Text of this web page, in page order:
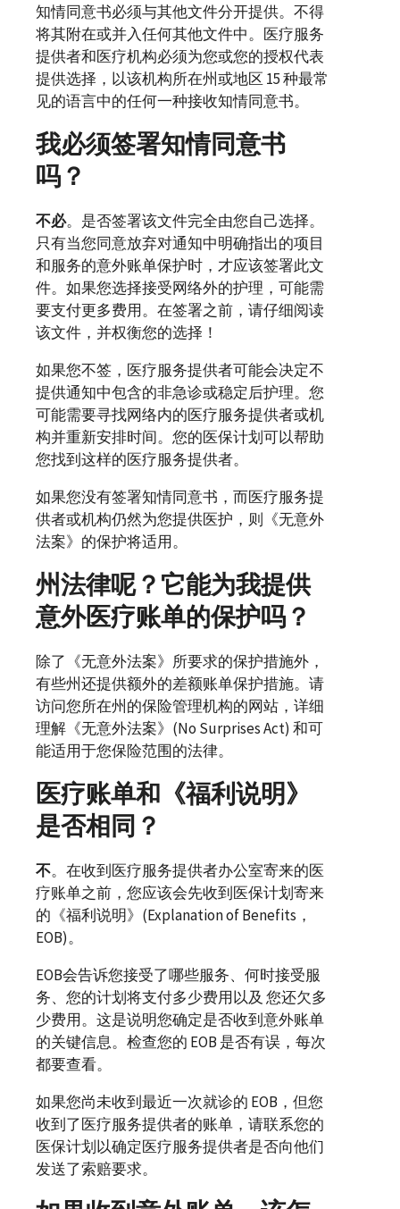
知情同意书必须与其他文件分开提供。不得
将其附在或并入任何其他文件中。医疗服务
提供者和医疗机构必须为您或您的授权代表
提供选择，以该机构所在州或地区 15 种最常
见的语言中的任何一种接收知情同意书。
我必须签署知情同意书
吗？
不必。是否签署该文件完全由您自己选择。
只有当您同意放弃对通知中明确指出的项目
和服务的意外账单保护时，才应该签署此文
件。如果您选择接受网络外的护理，可能需
要支付更多费用。在签署之前，请仔细阅读
该文件，并权衡您的选择！
如果您不签，医疗服务提供者可能会决定不
提供通知中包含的非急诊或稳定后护理。您
可能需要寻找网络内的医疗服务提供者或机
构并重新安排时间。您的医保计划可以帮助
您找到这样的医疗服务提供者。
如果您没有签署知情同意书，而医疗服务提
供者或机构仍然为您提供医护，则《无意外
法案》的保护将适用。
州法律呢？它能为我提供
意外医疗账单的保护吗？
除了《无意外法案》所要求的保护措施外，
有些州还提供额外的差额账单保护措施。请
访问您所在州的保险管理机构的网站，详细
理解《无意外法案》(No Surprises Act) 和可
能适用于您保险范围的法律。
医疗账单和《福利说明》
是否相同？
不。在收到医疗服务提供者办公室寄来的医
疗账单之前，您应该会先收到医保计划寄来
的《福利说明》(Explanation of Benefits，
EOB)。
EOB会告诉您接受了哪些服务、何时接受服
务、您的计划将支付多少费用以及 您还欠多
少费用。这是说明您确定是否收到意外账单
的关键信息。检查您的 EOB 是否有误，每次
都要查看。
如果您尚未收到最近一次就诊的 EOB ，但您
收到了医疗服务提供者的账单，请联系您的
医保计划以确定医疗服务提供者是否向他们
发送了索赔要求。